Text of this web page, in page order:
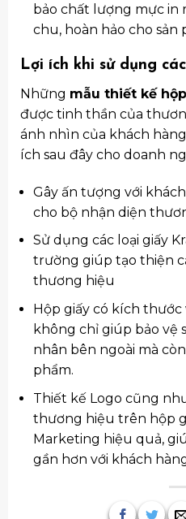
bảo chất lượng mực in
chu, hoàn hảo cho sản
Lợi ích khi sử dụng
Những mẫu thiết kế
được tinh thần của
ánh nhìn của khách
ích sau đây cho doanh
Gây ấn tượng với
cho bộ nhận diện
Sử dụng các loại giấy
trường giúp tạo thiện
thương hiệu
Hộp giấy có kích thước
không chỉ giúp bảo vệ
nhân bên ngoài mà
phẩm.
Thiết kế Logo cũng
thương hiệu trên hộp
Marketing hiệu quả,
gần hơn với khách